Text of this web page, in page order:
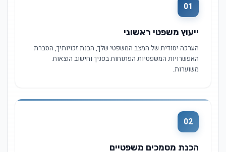
01
ייעוץ משפטי ראשוני
הערכה יסודית של המצב המשפטי שלך, הבנת זכויותיך, הסברת
האפשרויות המשפטיות הפתוחות בפניך וחישוב הוצאות
משוערות.
02
הכנת מסמכים משפטיים